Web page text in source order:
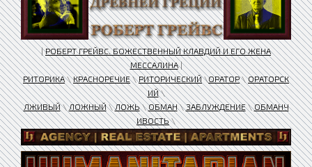
|РОБЕРТ ГРЕЙВС. БОЖЕСТВЕННЫЙ КЛАВДИЙ И ЕГО ЖЕНА
МЕССАЛИНА|
РИТОРИКА\КРАСНОРЕЧИЕ\РИТОРИЧЕСКИЙ\ОРАТОР\ОРАТОРСК
ИЙ\
ЛЖИВЫЙ\ЛОЖНЫЙ\ЛОЖЬ\ОБМАН\ЗАБЛУЖДЕНИЕ\ОБМАНЧ
ИВОСТЬ\